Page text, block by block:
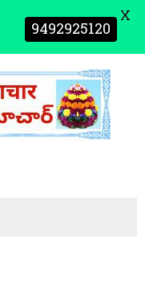
9492925120 X